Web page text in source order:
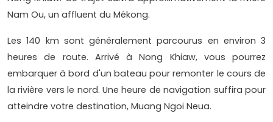
Nam Ou, un affluent du Mékong.
Les 140 km sont généralement parcourus en environ 3
heures de route. Arrivé à Nong Khiaw, vous pourrez
embarquer à bord d'un bateau pour remonter le cours de
la rivière vers le nord. Une heure de navigation suffira pour
atteindre votre destination, Muang Ngoi Neua.